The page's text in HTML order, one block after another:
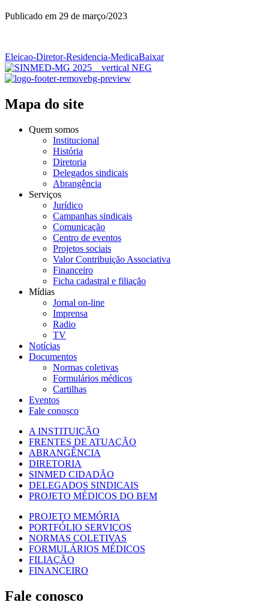
Publicado em 29 de março/2023
Eleicao-Diretor-Residencia-MedicaBaixar
Mapa do site
Quem somos
Institucional
História
Diretoria
Delegados sindicais
Abrangência
Serviços
Jurídico
Campanhas sindicais
Comunicação
Centro de eventos
Projetos sociais
Valor Contribuição Associativa
Financeiro
Ficha cadastral e filiação
Mídias
Jornal on-line
Imprensa
Radio
TV
Notícias
Documentos
Normas coletivas
Formulários médicos
Cartilhas
Eventos
Fale conosco
A INSTITUIÇÃO
FRENTES DE ATUAÇÃO
ABRANGÊNCIA
DIRETORIA
SINMED CIDADÃO
DELEGADOS SINDICAIS
PROJETO MÉDICOS DO BEM
PROJETO MEMÓRIA
PORTFÓLIO SERVIÇOS
NORMAS COLETIVAS
FORMULÁRIOS MÉDICOS
FILIAÇÃO
FINANCEIRO
Fale conosco